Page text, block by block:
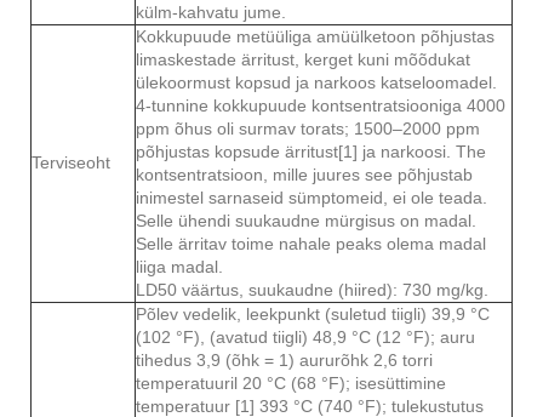
külm-kahvatu jume.
Terviseoht
Kokkupuude metüüliga amüülketoon põhjustas
limaskestade ärritust, kerget kuni mõõdukat
ülekoormust kopsud ja narkoos katseloomadel.
4-tunnine kokkupuude kontsentratsiooniga 4000
ppm õhus oli surmav torats; 1500–2000 ppm
põhjustas kopsude ärritust[1] ja narkoosi. The
kontsentratsioon, mille juures see põhjustab
inimestel sarnaseid sümptomeid, ei ole teada.
Selle ühendi suukaudne mürgisus on madal.
Selle ärritav toime nahale peaks olema madal
liiga madal.
LD50 väärtus, suukaudne (hiired): 730 mg/kg.
Põlev vedelik, leekpunkt (suletud tiigli) 39,9 °C
(102 °F), (avatud tiigli) 48,9 °C (12 °F); auru
tihedus 3,9 (õhk = 1) aururõhk 2,6 torri
temperatuuril 20 °C (68 °F); isesüttimine
temperatuur [1] 393 °C (740 °F); tulekustutus